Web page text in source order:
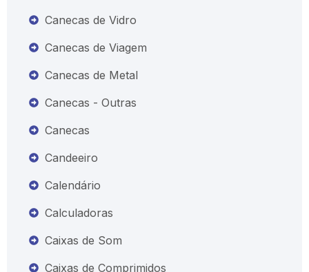
Canecas de Vidro
Canecas de Viagem
Canecas de Metal
Canecas - Outras
Canecas
Candeeiro
Calendário
Calculadoras
Caixas de Som
Caixas de Comprimidos